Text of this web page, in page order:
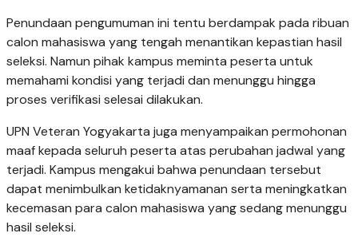
Penundaan pengumuman ini tentu berdampak pada ribuan
calon mahasiswa yang tengah menantikan kepastian hasil
seleksi. Namun pihak kampus meminta peserta untuk
memahami kondisi yang terjadi dan menunggu hingga
proses verifikasi selesai dilakukan.
UPN Veteran Yogyakarta juga menyampaikan permohonan
maaf kepada seluruh peserta atas perubahan jadwal yang
terjadi. Kampus mengakui bahwa penundaan tersebut
dapat menimbulkan ketidaknyamanan serta meningkatkan
kecemasan para calon mahasiswa yang sedang menunggu
hasil seleksi.